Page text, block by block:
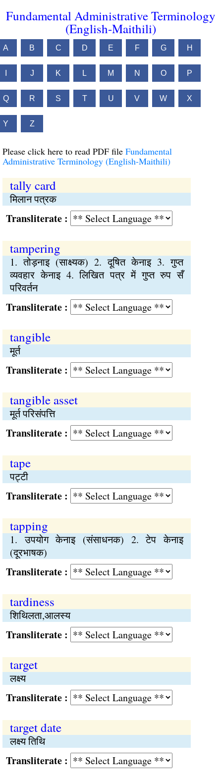
Fundamental Administrative Terminology
(English-Maithili)
A B C D E F G H
J K L M N O P
Q R S T U V W X
Y Z
Please click here to read PDF file Fundamental
Administrative Terminology (English-Maithili)
tally card
मिलान पत्रक
:
tampering
1. तोड़नाइ (साक्ष्यक) 2. दूषित केनाइ 3. गुप्त
व्यवहार केनाइ 4. लिखित पत्र में गुप्त रुप सँ
परिवर्तन
:
tangible
मूर्त
:
tangible asset
मूर्त परिसंपत्ति
:
tape
पट्‍टी
:
tapping
1. उपयोग केनाइ (संसाधनक) 2. टेप केनाइ
(दूरभाषक)
:
tardiness
शिथिलता,आलस्य
:
target
लक्ष्य
:
target date
लक्ष्य तिथि
: